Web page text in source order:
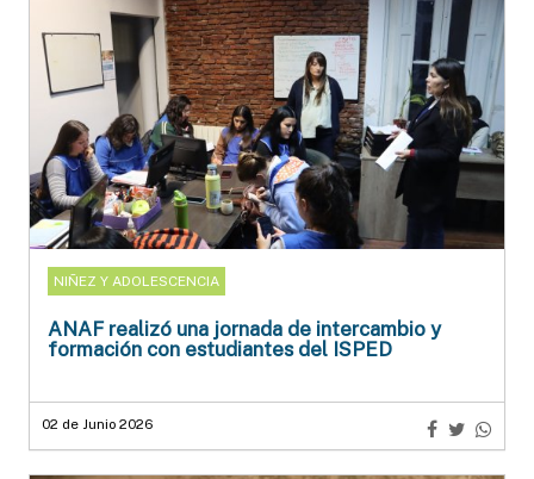
NIÑEZ Y ADOLESCENCIA
ANAF realizó una jornada de intercambio y
formación con estudiantes del ISPED
02 de Junio 2026